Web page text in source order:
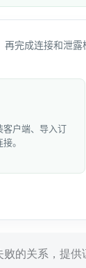
再完成连接和泄
客户端、导入订
。
的关系，提